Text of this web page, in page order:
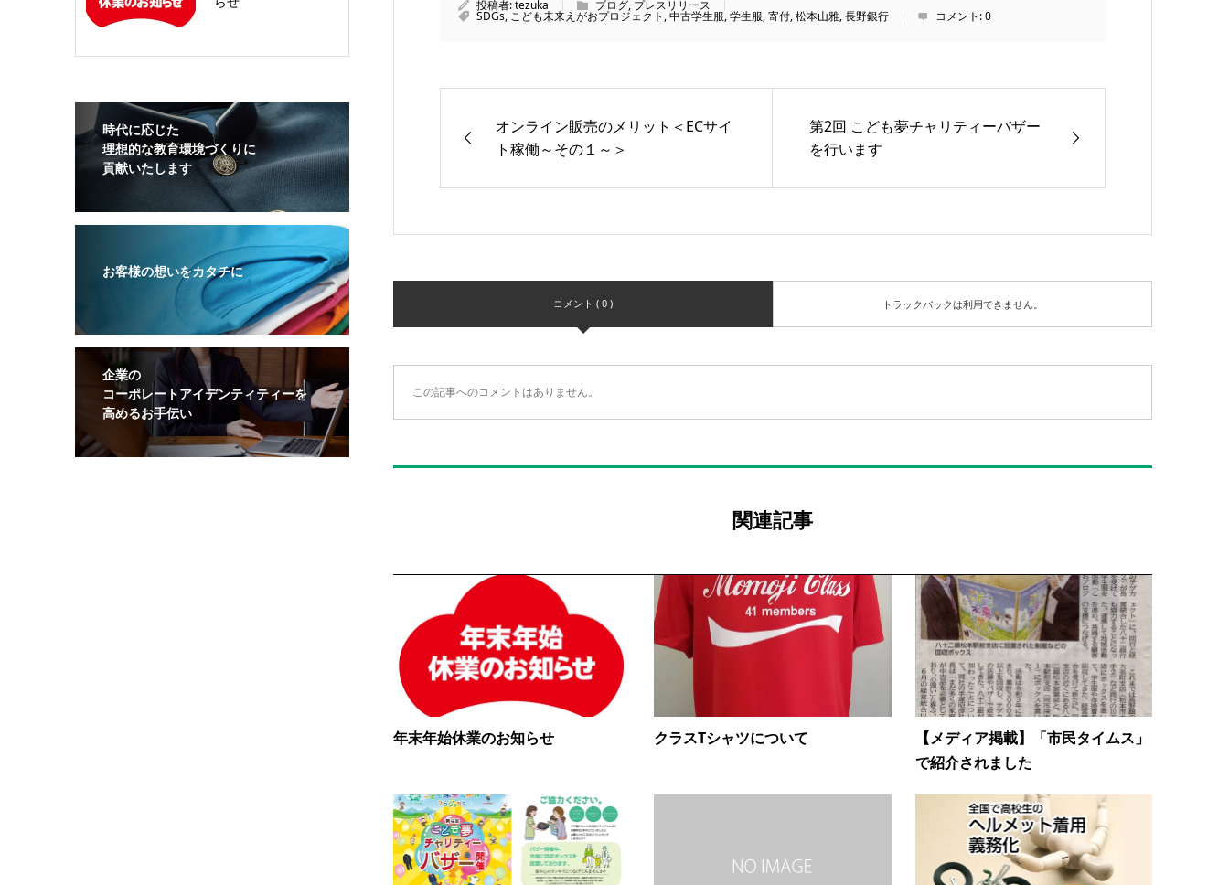
投稿者:tezuka ブログ, プレスリリース
SDGs, こども未来えがおプロジェクト ,中古学生服,学生服,寄付,松本山雅,長野銀行 コメント:0
オンライン販売のメリット＜ECサイ
ト稼働～その１～＞
第2回 こども夢チャリティーバザー
を行います
コメント ( 0 ) トラックバックは利用できません。
この記事へのコメントはありません。
関連記事
年末年始休業のお知らせ クラスTシャツについて
【メディア掲載】「市民タイムス」
で紹介されました
時代に応じた
理想的な教育環境づくりに
貢献いたします
お客様の想いをカタチに
企業の
コーポレートアイデンティティーを
高めるお手伝い